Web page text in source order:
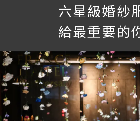
六星級婚紗
給最重要的